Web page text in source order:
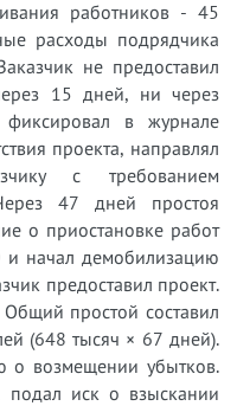
работников - 45
расходы подрядчика
не предоставил
15 дней, ни через
в журнале
проекта, направлял
с требованием
47 дней простоя
о приостановке работ
начал демобилизацию
предоставил проект.
простой составил
(648 тысяч × 67 дней).
о возмещении убытков.
подал иск о взыскании